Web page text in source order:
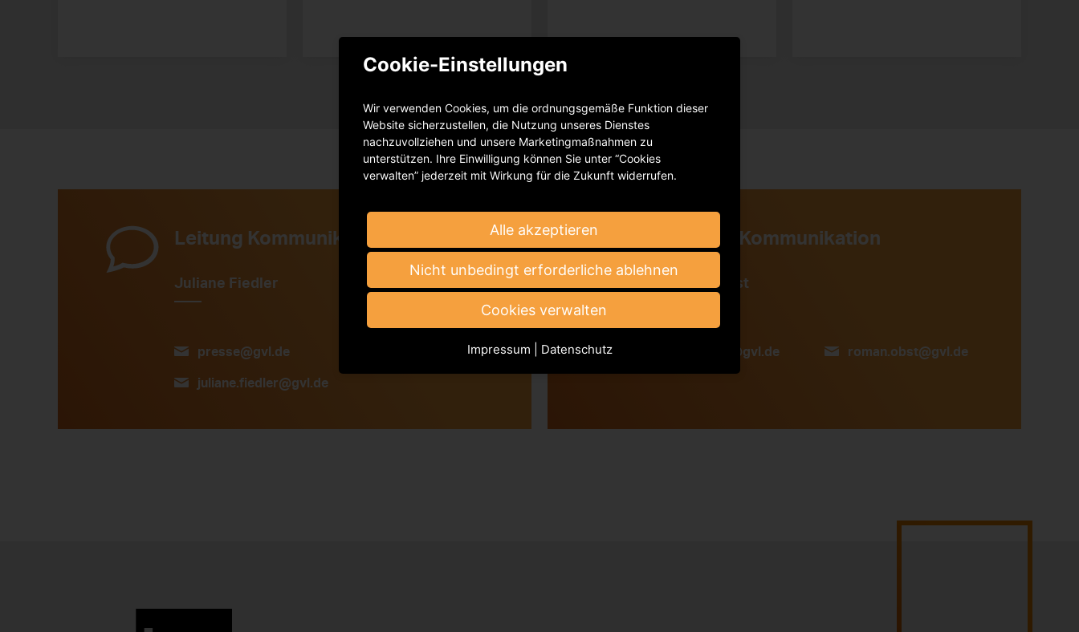
Leitung Kommunikation
Juliane Fiedler
presse@gvl.de
juliane.fiedler@gvl.de
Externe Kommunikation
Roman Obst
presse@gvl.de roman.obst@gvl.de
Cookie-Einstellungen
Wir verwenden Cookies, um die ordnungsgemäße Funktion dieser
Website sicherzustellen, die Nutzung unseres Dienstes
nachzuvollziehen und unsere Marketingmaßnahmen zu
unterstützen. Ihre Einwilligung können Sie unter “Cookies
verwalten” jederzeit mit Wirkung für die Zukunft widerrufen.
Alle akzeptieren
Nicht unbedingt erforderliche ablehnen
Cookies verwalten
Impressum Datenschutz